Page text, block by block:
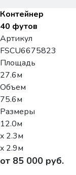
Контейнер
40 футов
Артикул
FSCU6675823
Площадь
27.6м
Объем
75.6м
Размеры
12.0м
x 2.3м
x 2.9м
от 85 000 руб.